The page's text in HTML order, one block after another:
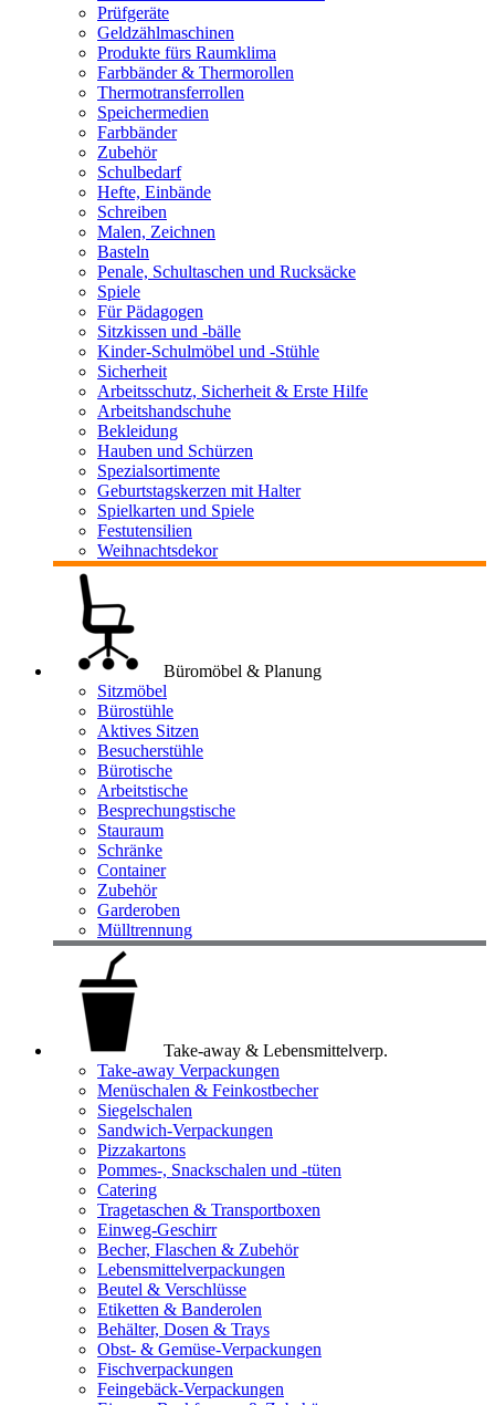
Prüfgeräte
Geldzählmaschinen
Produkte fürs Raumklima
Farbbänder & Thermorollen
Thermotransferrollen
Speichermedien
Farbbänder
Zubehör
Schulbedarf
Hefte, Einbände
Schreiben
Malen, Zeichnen
Basteln
Penale, Schultaschen und Rucksäcke
Spiele
Für Pädagogen
Sitzkissen und -bälle
Kinder-Schulmöbel und -Stühle
Sicherheit
Arbeitsschutz, Sicherheit & Erste Hilfe
Arbeitshandschuhe
Bekleidung
Hauben und Schürzen
Spezialsortimente
Geburtstagskerzen mit Halter
Spielkarten und Spiele
Festutensilien
Weihnachtsdekor
Büromöbel & Planung
Sitzmöbel
Bürostühle
Aktives Sitzen
Besucherstühle
Bürotische
Arbeitstische
Besprechungstische
Stauraum
Schränke
Container
Zubehör
Garderoben
Mülltrennung
Take-away & Lebensmittelverp.
Take-away Verpackungen
Menüschalen & Feinkostbecher
Siegelschalen
Sandwich-Verpackungen
Pizzakartons
Pommes-, Snackschalen und -tüten
Catering
Tragetaschen & Transportboxen
Einweg-Geschirr
Becher, Flaschen & Zubehör
Lebensmittelverpackungen
Beutel & Verschlüsse
Etiketten & Banderolen
Behälter, Dosen & Trays
Obst- & Gemüse-Verpackungen
Fischverpackungen
Feingebäck-Verpackungen